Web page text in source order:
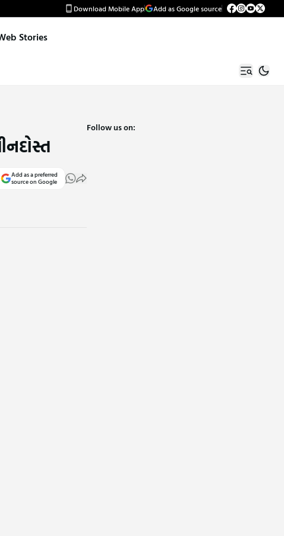
Download Mobile App Add as Google source
Stories
Add as a preferred
source on Google
Follow us on: